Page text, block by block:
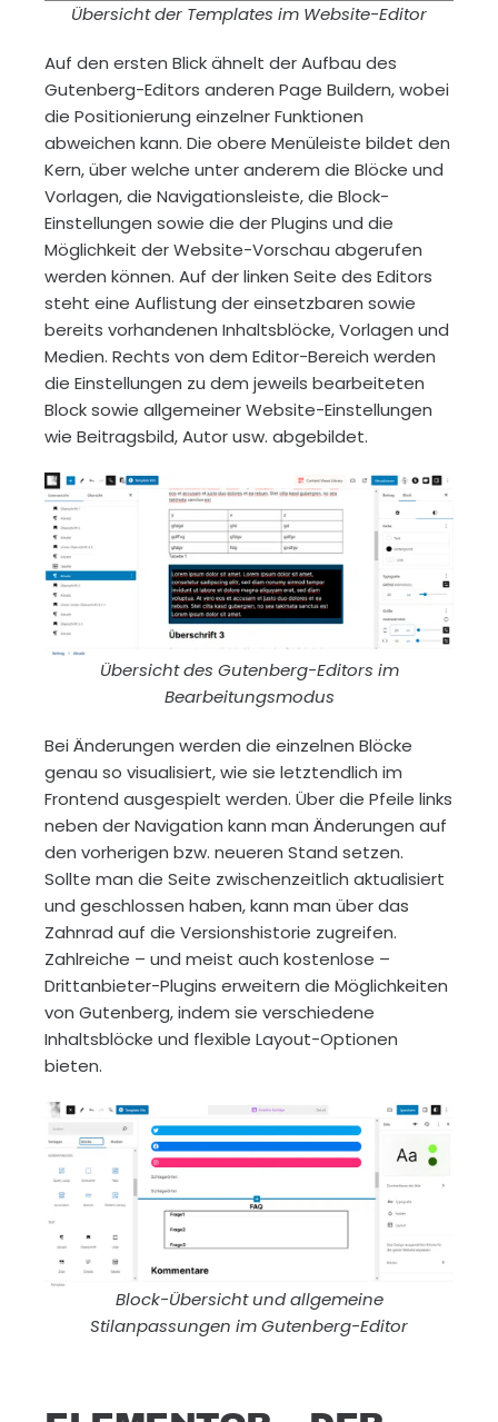
Übersicht der Templates im Website-Editor
Auf den ersten Blick ähnelt der Aufbau des
Gutenberg-Editors anderen Page Buildern, wobei
die Positionierung einzelner Funktionen
abweichen kann. Die obere Menüleiste bildet den
Kern, über welche unter anderem die Blöcke und
Vorlagen, die Navigationsleiste, die Block-
Einstellungen sowie die der Plugins und die
Möglichkeit der Website-Vorschau abgerufen
werden können. Auf der linken Seite des Editors
steht eine Auflistung der einsetzbaren sowie
bereits vorhandenen Inhaltsblöcke, Vorlagen und
Medien. Rechts von dem Editor-Bereich werden
die Einstellungen zu dem jeweils bearbeiteten
Block sowie allgemeiner Website-Einstellungen
wie Beitragsbild, Autor usw. abgebildet.
Übersicht des Gutenberg-Editors im
Bearbeitungsmodus
Bei Änderungen werden die einzelnen Blöcke
genau so visualisiert, wie sie letztendlich im
Frontend ausgespielt werden. Über die Pfeile links
neben der Navigation kann man Änderungen auf
den vorherigen bzw. neueren Stand setzen.
Sollte man die Seite zwischenzeitlich aktualisiert
und geschlossen haben, kann man über das
Zahnrad auf die Versionshistorie zugreifen.
Zahlreiche – und meist auch kostenlose –
Drittanbieter-Plugins erweitern die Möglichkeiten
von Gutenberg, indem sie verschiedene
Inhaltsblöcke und flexible Layout-Optionen
bieten.
Block-Übersicht und allgemeine
Stilanpassungen im Gutenberg-Editor